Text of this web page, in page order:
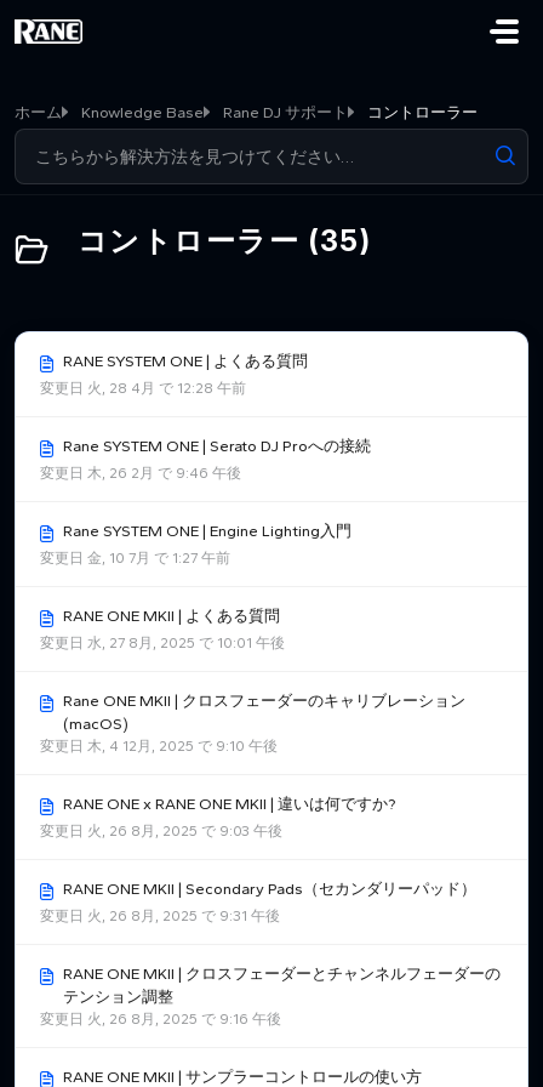
ホーム Knowledge Base Rane DJ サポート コントローラー
コントローラー (35)
RANE SYSTEM ONE | よくある質問
変更日 火, 28 4月 で 12:28 午前
Rane SYSTEM ONE | Serato DJ Proへの接続
変更日 木, 26 2月 で 9:46 午後
Rane SYSTEM ONE | Engine Lighting入門
変更日 金, 10 7月 で 1:27 午前
RANE ONE MKII | よくある質問
変更日 水, 27 8月, 2025 で 10:01 午後
Rane ONE MKII | クロスフェーダーのキャリブレーション
(macOS)
変更日 木, 4 12月, 2025 で 9:10 午後
RANE ONE x RANE ONE MKII | 違いは何ですか?
変更日 火, 26 8月, 2025 で 9:03 午後
RANE ONE MKII | Secondary Pads（セカンダリーパッド）
変更日 火, 26 8月, 2025 で 9:31 午後
RANE ONE MKII | クロスフェーダーとチャンネルフェーダーの
テンション調整
変更日 火, 26 8月, 2025 で 9:16 午後
RANE ONE MKII | サンプラーコントロールの使い方